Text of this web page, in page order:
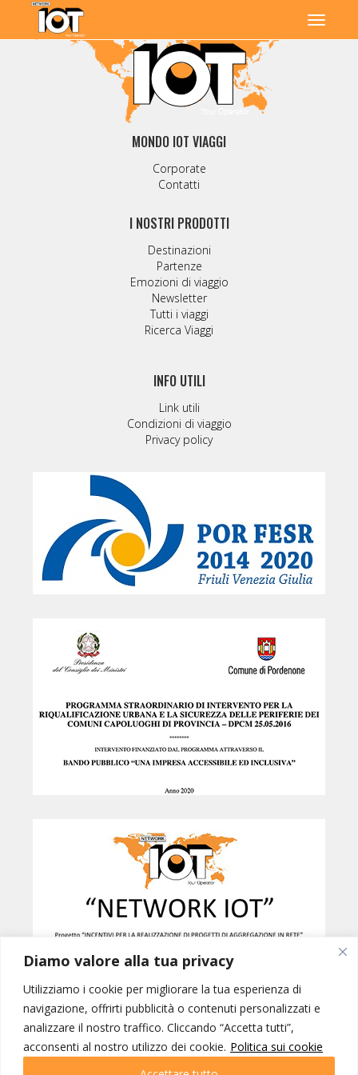
Diamo valore alla tua privacy
Utilizziamo i cookie per migliorare la tua esperienza di
navigazione, offrirti pubblicità o contenuti personalizzati e
analizzare il nostro traffico. Cliccando “Accetta tutti”,
acconsenti al nostro utilizzo dei cookie. Politica sui cookie
MONDO IOT VIAGGI
Corporate
Contatti
I NOSTRI PRODOTTI
Destinazioni
Partenze
Emozioni di viaggio
Newsletter
Tutti i viaggi
Ricerca Viaggi
INFO UTILI
Link utili
Condizioni di viaggio
Privacy policy
Created byB42
NETWORK IOT © INTERNATIONAL ORGANIZATION OF TOURISM SRL -
PORDENONE p.iva 01228770937 | IOT VIAGGI SRL - GORIZIA p.iva